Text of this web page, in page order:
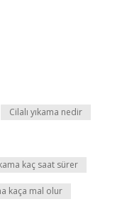
Cilalı yıkama nedir
kaç saat sürer
kaça mal olur